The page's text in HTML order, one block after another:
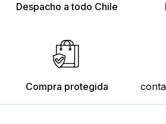
Despacho a todo Chile
Compra protegida